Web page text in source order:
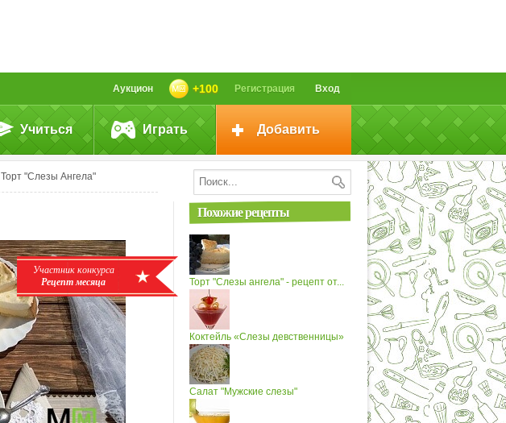
Вход
Регистрация
+100
Аукцион
Учиться Играть Добавить
Торт "Слезы Ангела"
Участник конкурса
Рецепт месяца
Похожие рецепты
Торт "Слезы ангела" - рецепт от...
Коктейль «Слезы девственницы»
Салат "Мужские слезы"